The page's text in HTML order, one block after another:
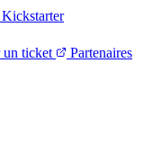
Kickstarter
ticket
Partenaires